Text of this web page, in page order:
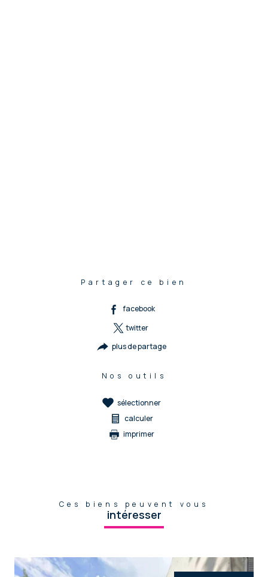
Partager ce bien
facebook
twitter
plus de partage
Nos outils
sélectionner
calculer
imprimer
Ces biens peuvent vous
intéresser